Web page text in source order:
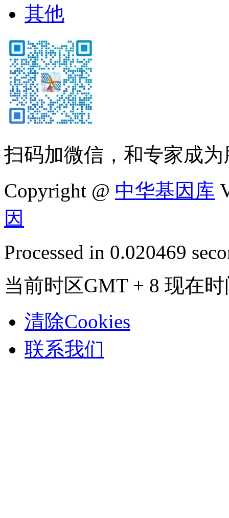
其他
扫码加微信，和专家成为
Copyright @ 中华基因库
因
Processed in 0.020469
当前时区GMT + 8 现在
清除Cookies
联系我们